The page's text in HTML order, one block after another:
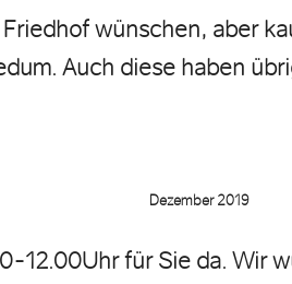
wünschen, aber
Auch diese haben
Dezember 2019
12.00Uhr für Sie da. Wir